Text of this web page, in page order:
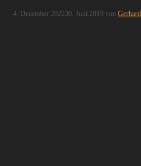
4. Dezember 202230. Juni 2019 vonGerhard